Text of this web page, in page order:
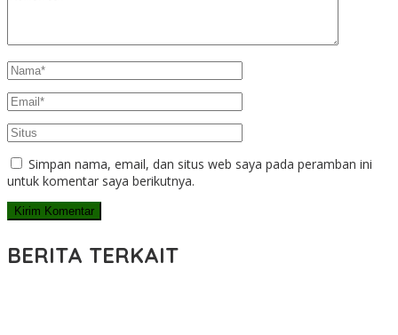
Simpan nama, email, dan situs web saya pada peramban ini
untuk komentar saya berikutnya.
BERITA TERKAIT